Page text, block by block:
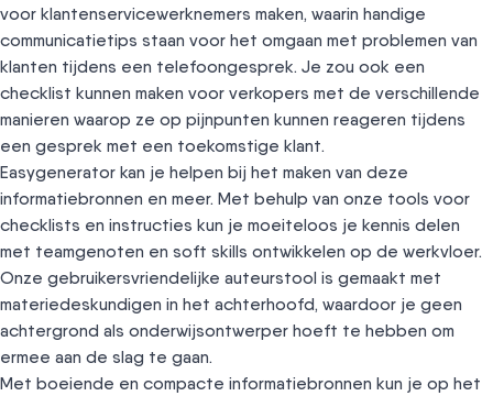
voor klantenservicewerknemers maken, waarin handige
communicatietips staan voor het omgaan met problemen van
klanten tijdens een telefoongesprek. Je zou ook een
checklist kunnen maken voor verkopers met de verschillende
manieren waarop ze op pijnpunten kunnen reageren tijdens
een gesprek met een toekomstige klant.
Easygenerator kan je helpen bij het maken van deze
informatiebronnen en meer. Met behulp van onze tools voor
checklists en instructies kun je moeiteloos je kennis delen
met teamgenoten en soft skills ontwikkelen op de werkvloer.
Onze gebruikersvriendelijke auteurstool is gemaakt met
materiedeskundigen in het achterhoofd, waardoor je geen
achtergrond als onderwijsontwerper hoeft te hebben om
ermee aan de slag te gaan.
Met boeiende en compacte informatiebronnen kun je op het